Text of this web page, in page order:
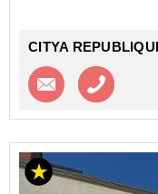
CITYA
Contacter